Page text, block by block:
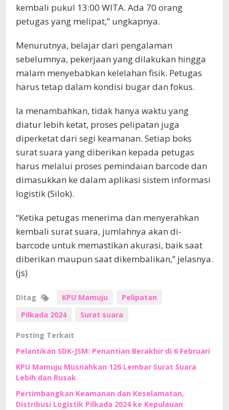
kembali pukul 13:00 WITA. Ada 70 orang
petugas yang melipat,” ungkapnya.
Menurutnya, belajar dari pengalaman
sebelumnya, pekerjaan yang dilakukan hingga
malam menyebabkan kelelahan fisik. Petugas
harus tetap dalam kondisi bugar dan fokus.
Ia menambahkan, tidak hanya waktu yang
diatur lebih ketat, proses pelipatan juga
diperketat dari segi keamanan. Setiap boks
surat suara yang diberikan kepada petugas
harus melalui proses pemindaian barcode dan
dimasukkan ke dalam aplikasi sistem informasi
logistik (Silok).
“Ketika petugas menerima dan menyerahkan
kembali surat suara, jumlahnya akan di-
barcode untuk memastikan akurasi, baik saat
diberikan maupun saat dikembalikan,” jelasnya.
(js)
Ditag KPU Mamuju
Pelipatan
Pilkada 2024
Surat suara
Posting Terkait
Pelantikan SDK-JSM: Penantian Berakhir di 6 Februari
KPU Mamuju Musnahkan 126 Lembar Surat Suara
Lebih dan Rusak
Pertimbangkan Keamanan dan Keselamatan,
Distribusi Logistik Pilkada 2024 ke Kepulauan